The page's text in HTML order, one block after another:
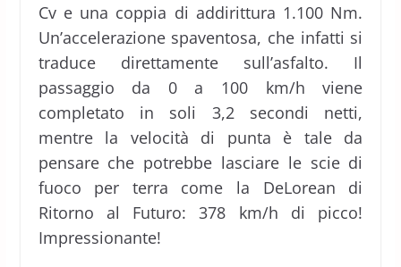
Cv e una coppia di addirittura 1.100 Nm.
Un’accelerazione spaventosa, che infatti si
traduce direttamente sull’asfalto. Il
passaggio da 0 a 100 km/h viene
completato in soli 3,2 secondi netti,
mentre la velocità di punta è tale da
pensare che potrebbe lasciare le scie di
fuoco per terra come la DeLorean di
Ritorno al Futuro: 378 km/h di picco!
Impressionante!